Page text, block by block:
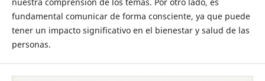
fundamental comunicar de forma consciente, ya que puede
tener un impacto significativo en el bienestar y salud de las
personas.